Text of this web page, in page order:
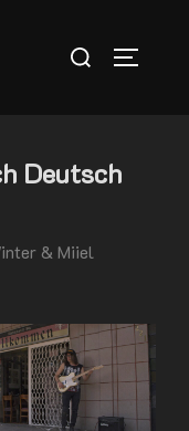
Search
Deutsch
& Miiel